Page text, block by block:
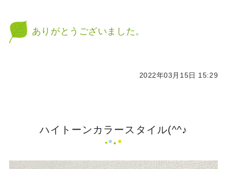
ありがとうございました。
2022年03月15日 15:29
ハイトーンカラースタイル(^^♪